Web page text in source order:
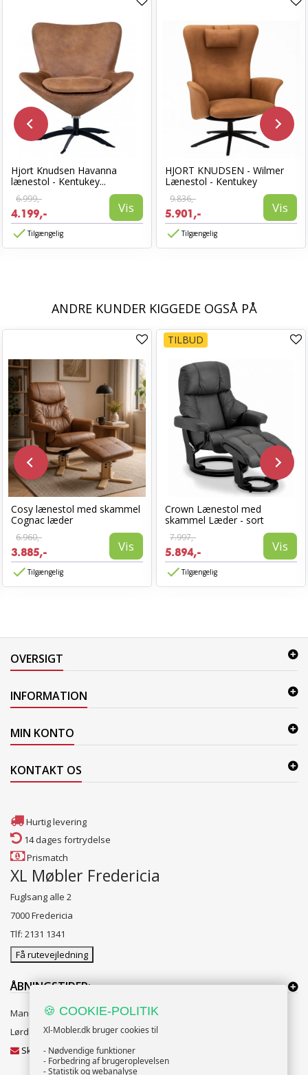
Hjort Knudsen Havanna
lænestol - Kentukey...
6.999,-
4.199,- Vis
Tilgængelig
HJORT KNUDSEN - Wilmer
Lænestol - Kentukey
9.836,-
5.901,- Vis
Tilgængelig
ANDRE KUNDER KIGGEDE OGSÅ PÅ
Cosy lænestol med skammel
Cognac læder
6.960,-
3.885,- Vis
Tilgængelig
TILBUD
Crown Lænestol med
skammel Læder - sort
7.997,-
5.894,- Vis
Tilgængelig
OVERSIGT
INFORMATION
MIN KONTO
KONTAKT OS
Hurtig levering
14 dages fortrydelse
Prismatch
XL Møbler Fredericia
Fuglsang alle 2
7000 Fredericia
Tlf: 2131 1341
Få rutevejledning
ÅBNINGSTIDER:
Mandag til Fredag 10:00 til 18:00
Lørdag og Søndag 10:00 til 16:00
Skriv til vores kundeservice
🍪 COOKIE-POLITIK
Xl-Mobler.dk bruger cookies til
- Nødvendige funktioner
- Forbedring af brugeroplevelsen
- Statistik og webanalyse